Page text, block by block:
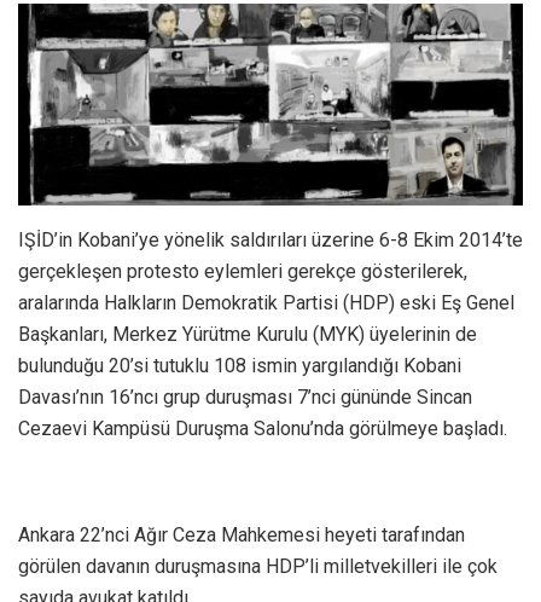
IŞİD’in Kobani’ye yönelik saldırıları üzerine 6-8 Ekim 2014’te
gerçekleşen protesto eylemleri gerekçe gösterilerek,
aralarında Halkların Demokratik Partisi (HDP) eski Eş Genel
Başkanları, Merkez Yürütme Kurulu (MYK) üyelerinin de
bulunduğu 20’si tutuklu 108 ismin yargılandığı Kobani
Davası’nın 16’ncı grup duruşması 7’nci gününde Sincan
Cezaevi Kampüsü Duruşma Salonu’nda görülmeye başladı.
Ankara 22’nci Ağır Ceza Mahkemesi heyeti tarafından
görülen davanın duruşmasına HDP’li milletvekilleri ile çok